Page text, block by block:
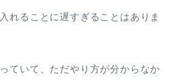
れることに遅すぎることはありま
ていて、ただやり方が分からなか